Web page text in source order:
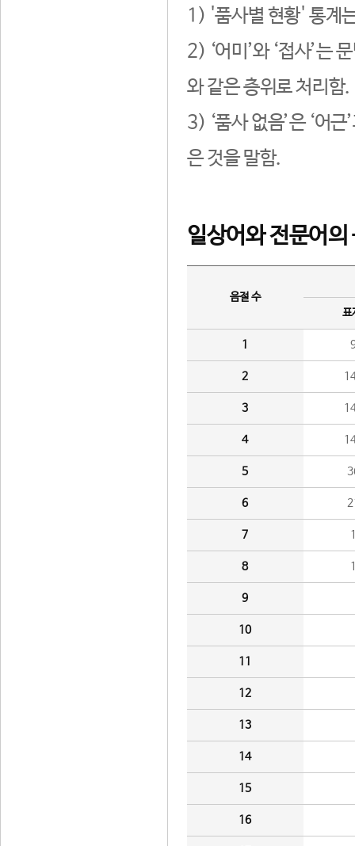
1) '품사별 현황' 통계
2) ‘어미’와 ‘접사’는
와 같은 층위로 처리함.
3) ‘품사 없음’은 ‘어
은 것을 말함.
일상어와 전문어의
음절 수
표
1
2
3
4
5
6
7
8
9
10
11
12
13
14
15
16